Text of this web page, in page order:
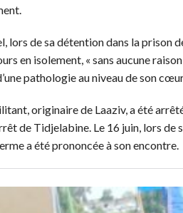
lors de sa détention dans la prison
en isolement, « sans aucune
pathologie au niveau de son
originaire de Laaziv, a été
de Tidjelabine. Le 16 juin, lors de
a été prononcée à son encontre.